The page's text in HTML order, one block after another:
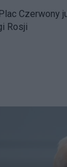
Czerwony
Rosji